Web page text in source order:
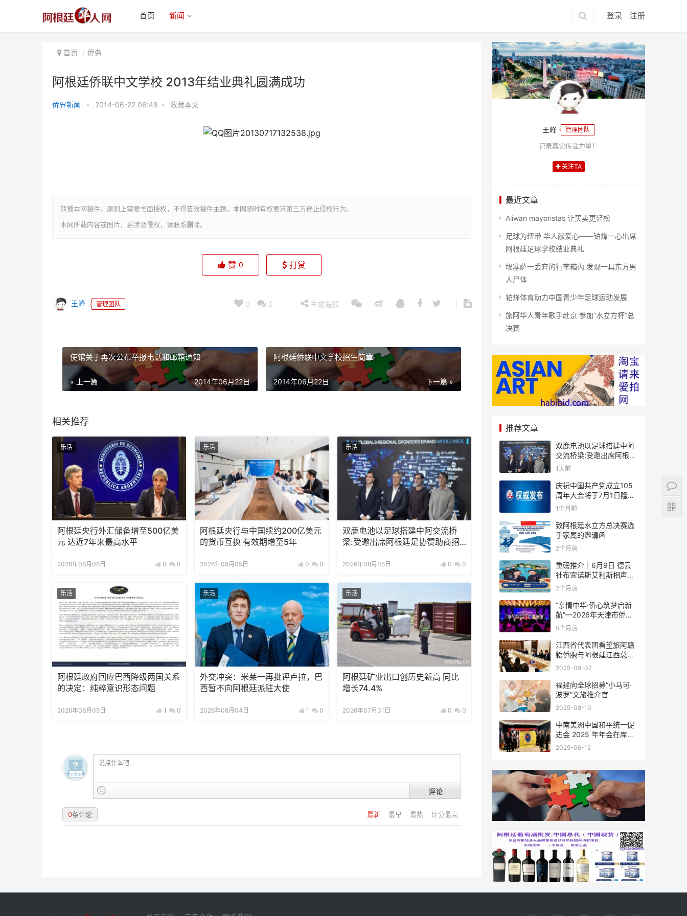
登录 注册
首页 新闻
首页 侨务
阿根廷侨联中文学校 2013年结业典礼圆满成功
侨界新闻 • 2014-06-22 06:48 • 收藏本文
转载本网稿件，原则上需要书面授权，不得篡改稿件主题。本网随时有权要求第三方停止侵权行为。
本网所载内容或图片，若涉及侵权，请联系删除。
赞 0 打赏
王峰 管理团队 0 0 生成海报
使馆关于再次公布举报电话和邮箱通知
« 上一篇 2014年06月22日
阿根廷侨联中文学校招生简章
下一篇 »
2014年06月22日
相关推荐
乐活
阿根廷央行外汇储备增至500亿美
元 达近7年来最高水平
2026年08月06日 0 0
乐活
阿根廷央行与中国续约200亿美元
的货币互换 有效期增至5年
2026年08月05日 0 0
乐活
双鹿电池以足球搭建中阿交流桥
梁:受邀出席阿根廷足协赞助商招
2026年08月05日 0 0
乐活
阿根廷政府回应巴西降级两国关系
的决定：纯粹意识形态问题
2026年08月05日 1 0
乐活
外交冲突：米莱一再批评卢拉，巴
西暂不向阿根廷派驻大使
2026年08月04日 1 0
乐活
阿根廷矿业出口创历史新高 同比
增长74.4%
2026年07月31日 0 0
评论
最新 最早 最热 评分最高
0条评论
王峰 管理团队
记录真实传递力量！
关注TA
最近文章
Aliwan mayoristas 让买卖更轻松
足球为纽带 华人献爱心——铂烽一心出席
阿根廷足球学校结业典礼
埃塞萨一丢弃的行李箱内 发现一具东方男
人尸体
铂烽体育助力中国青少年足球运动发展
旅阿华人青年歌手赴京 参加“水立方杯”总
决赛
推荐文章
双鹿电池以足球搭建中阿
交流桥梁:受邀出席阿根廷
足协赞助商招待会！
1天前
庆祝中国共产党成立105
周年大会将于7月1日隆重
举行
1个月前
致阿根廷水立方总决赛选
手家属的邀请函
2个月前
重磅推介｜6月9日 德云
社布宜诺斯艾利斯相声专
场！国风曲艺邂逅南美风
结！
2个月前
“亲情中华·侨心筑梦启新
航”—2026年天津市侨界
新春联谊活动成功举办
5个月前
江西省代表团看望旅阿赣
籍侨胞与阿根廷江西总商
会座谈
2025-09-07
福建向全球招募“小马可·
波罗”文旅推介官
2025-08-10
中南美洲中国和平统一促
进会 2025 年年会在库拉
索圆满举行，共绘反“独”
2025-06-12